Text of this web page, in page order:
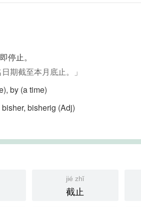
停止。
期截至本月底止。」
by (a time)​
bisherig (Adj)​
jié zhǐ
截止